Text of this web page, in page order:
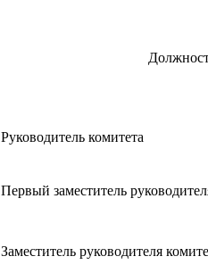
Руководитель комитета
Первый заместитель
Заместитель руководителя